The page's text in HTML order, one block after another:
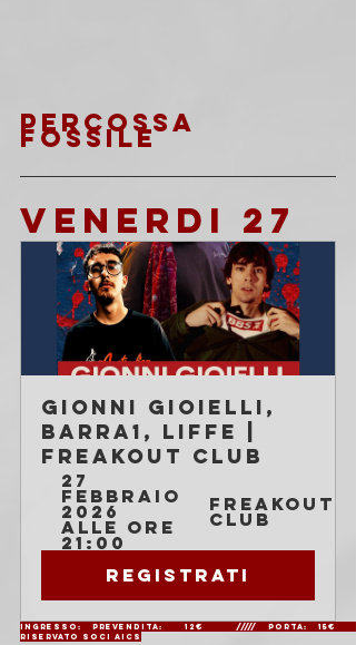
PERCOSSA
FOSSILE
VENERDI 27
Gionni Gioielli,
Barra1, Liffe |
Freakout Club
27
febbraio
2026
alle ore
21:00
Freakout
Club
Registrati
Ingresso: Prevendita:  12€   ///// Porta: 15€
Riservato soci AICS